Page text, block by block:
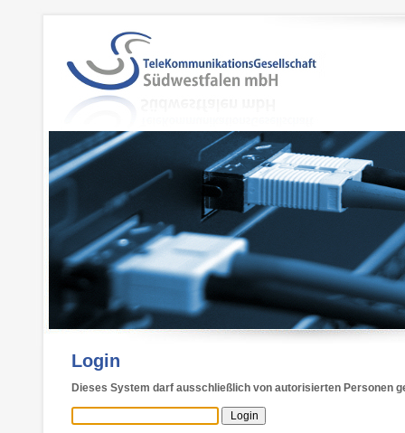
Login
Dieses System darf ausschließlich von autorisierten Personen